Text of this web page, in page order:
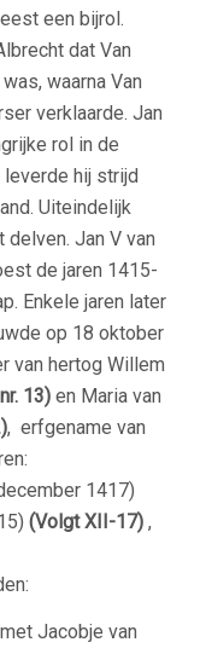
een bijrol.
dat Van
waarna Van
verklaarde. Jan
rol in de
hij strijd
Uiteindelijk
delven. Jan V van
de jaren 1415-
Enkele jaren later
op 18 oktober
van hertog Willem
nr. 13) en Maria van
, erfgename van
1417)
(Volgt XII-17) ,
Jacobje van